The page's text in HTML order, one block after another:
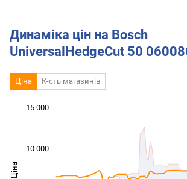
Динаміка цін на Bosch
UniversalHedgeCut 50
Ціна К-сть магазинів
Ціна
15 000
10 000